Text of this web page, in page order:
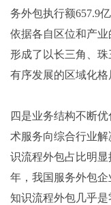
务外包执行额657.9
依据各自区位和产
形成了以长三角、
有序发展的区域化格
四是业务结构不断
术服务向综合行业
识流程外包占比明
年，我国服务外包企
知识流程外包几乎